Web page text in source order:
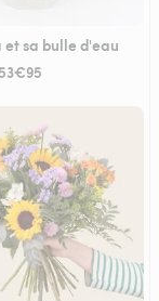
et sa bulle d'eau
53€95